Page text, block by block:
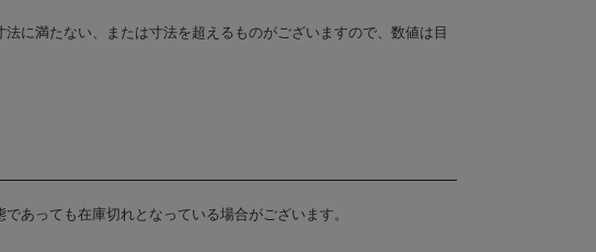
に満たない、または寸法を超えるものがございますので、数値は目
あっても在庫切れとなっている場合がございます。